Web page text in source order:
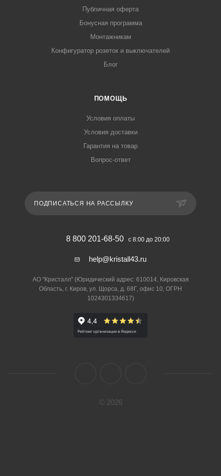
Публичная оферта
Бонусная программа
Монтажникам
Конфигуратор розеток и выключателей
Блог
ПОМОЩЬ
Условия оплаты
Условия доставки
Гарантия на товар
Вопрос-ответ
ПОДПИСАТЬСЯ НА РАССЫЛКУ
8 800 201-68-50 с 8:00 до 20:00
help@kristall43.ru
АО "Кристалл" (Юридический адрес: 610014, Кировская
Область, г. Киров, ул. Щорса, д. 68Г, офис 10, ОГРН
1024301334617)
© 2026